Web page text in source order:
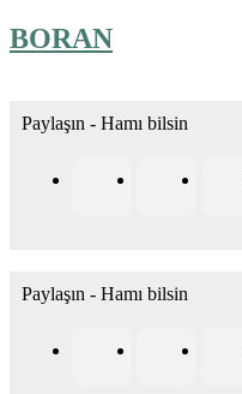
BORAN
Paylaşın - Hamı bilsin
Paylaşın - Hamı bilsin